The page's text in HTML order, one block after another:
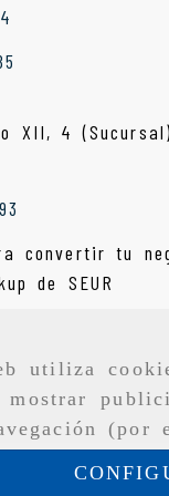
utiliza
XII, 4